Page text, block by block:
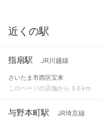
近くの駅
指扇駅 JR川越線
さいたま市西区宝来
このページの店舗から 3.6 km
与野本町駅 JR埼京線